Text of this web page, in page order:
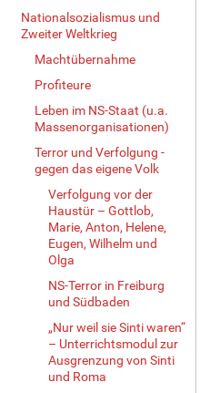
Nationalsozialismus und
Zweiter Weltkrieg
Machtübernahme
Profiteure
Leben im NS-Staat (u.a.
Massenorganisationen)
Terror und Verfolgung -
gegen das eigene Volk
Verfolgung vor der
Haustür – Gottlob,
Marie, Anton, Helene,
Eugen, Wilhelm und
Olga
NS-Terror in Freiburg
und Südbaden
„Nur weil sie Sinti waren“
– Unterrichtsmodul zur
Ausgrenzung von Sinti
und Roma